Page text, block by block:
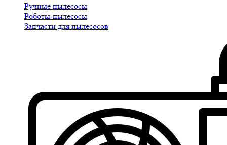
Ручные пылесосы
Роботы-пылесосы
Запчасти для пылесосов